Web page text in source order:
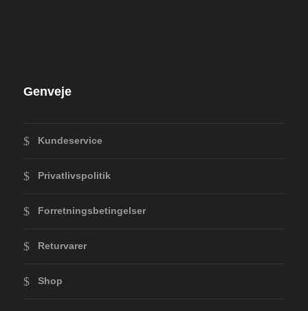
Genveje
Kundeservice
Privatlivspolitik
Forretningsbetingelser
Returvarer
Shop